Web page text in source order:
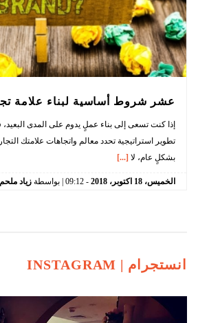
عشر شروط أساسية لبناء علامة
إذا كنت تسعى إلى بناء عملٍ يدوم على المدى
تطوير استراتيجية تحدد معالم واتجاهات علامتك
بشكلٍ عام، لا [...]
الخميس، 18 اكتوبر، 2018
-
09:12 | بواسطة زياد ملحم
انستجرام | INSTAGRAM